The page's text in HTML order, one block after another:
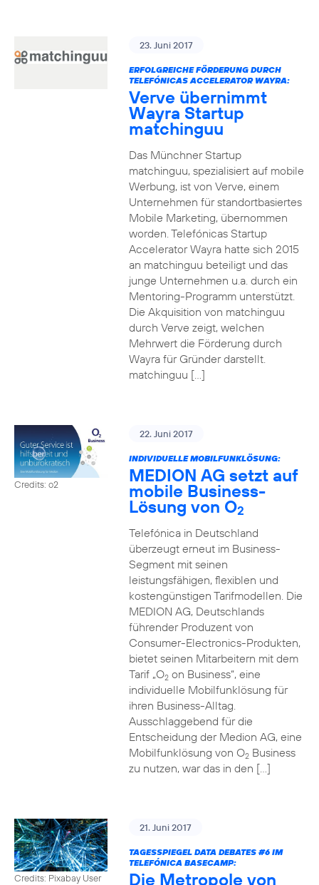
23. Juni 2017
ERFOLGREICHE FÖRDERUNG DURCH
TELEFÓNICAS ACCELERATOR WAYRA:
Verve übernimmt
Wayra Startup
matchinguu
Das Münchner Startup
matchinguu, spezialisiert auf mobile
Werbung, ist von Verve, einem
Unternehmen für standortbasiertes
Mobile Marketing, übernommen
worden. Telefónicas Startup
Accelerator Wayra hatte sich 2015
an matchinguu beteiligt und das
junge Unternehmen u.a. durch ein
Mentoring-Programm unterstützt.
Die Akquisition von matchinguu
durch Verve zeigt, welchen
Mehrwert die Förderung durch
Wayra für Gründer darstellt.
matchinguu […]
Credits: o2
22. Juni 2017
INDIVIDUELLE MOBILFUNKLÖSUNG:
MEDION AG setzt auf
mobile Business-
Lösung von O2
Telefónica in Deutschland
überzeugt erneut im Business-
Segment mit seinen
leistungsfähigen, flexiblen und
kostengünstigen Tarifmodellen. Die
MEDION AG, Deutschlands
führender Produzent von
Consumer-Electronics-Produkten,
bietet seinen Mitarbeitern mit dem
Tarif „O2on Business“, eine
individuelle Mobilfunklösung für
ihren Business-Alltag.
Ausschlaggebend für die
Entscheidung der Medion AG, eine
Mobilfunklösung von O2Business
zu nutzen, war das in den […]
Credits: Pixabay User
21. Juni 2017
TAGESSPIEGEL DATA DEBATES #6IM
TELEFÓNICA BASECAMP:
Die Metropole von